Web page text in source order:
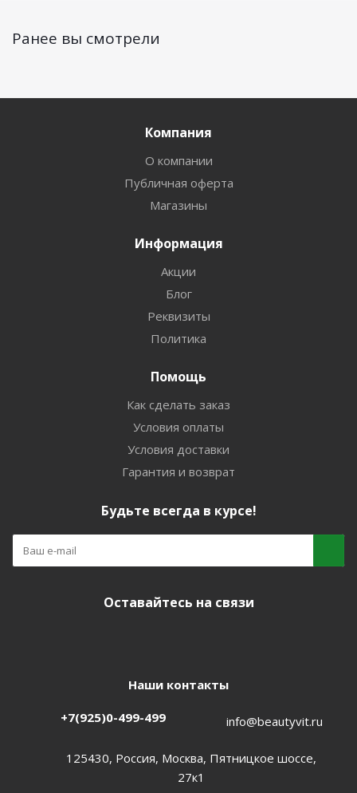
Ранее вы смотрели
Компания
О компании
Публичная оферта
Магазины
Информация
Акции
Блог
Реквизиты
Политика
Помощь
Как сделать заказ
Условия оплаты
Условия доставки
Гарантия и возврат
Будьте всегда в курсе!
Оставайтесь на связи
Наши контакты
+7(925)0-499-499 info@beautyvit.ru
125430, Россия, Москва, Пятницкое шоссе,
27к1